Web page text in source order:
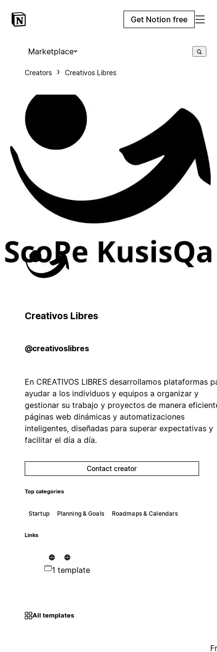
Get Notion free
Marketplace
Creators Creativos Libres
Creativos Libres
@creativoslibres
En CREATIVOS LIBRES desarrollamos plataformas
ayudar a los individuos y equipos a organizar y
gestionar su trabajo y proyectos de manera
páginas web dinámicas y automatizaciones
inteligentes, diseñadas para superar expectativas y
facilitar el día a día.
Contact creator
Top categories
Startup Planning & Goals Roadmaps & Calendars
Links
1 template
All templates